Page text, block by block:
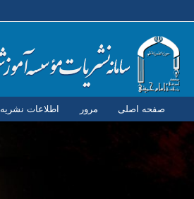
صفحه اصلی مرور اطلاعات نشریه